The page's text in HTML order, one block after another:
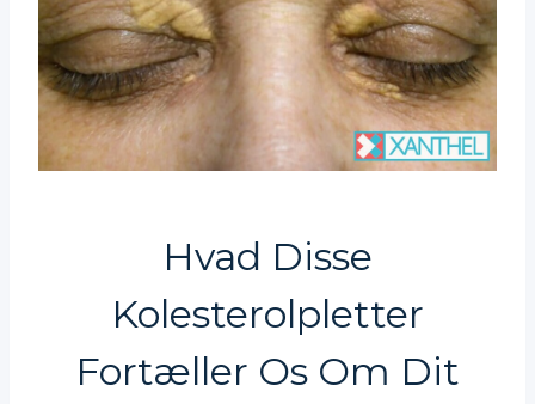
Hvad Disse
Kolesterolpletter
Fortæller Os Om Dit